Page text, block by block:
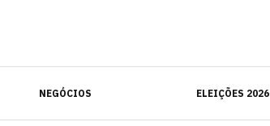
NEGÓCIOS ELEIÇÕES 2026